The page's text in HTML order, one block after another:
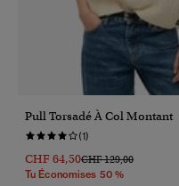
Pull Torsadé À Col Montant
(1)
CHF 64,50Prix Réduit De
CHF 129,00À
Tu Économises 50 %